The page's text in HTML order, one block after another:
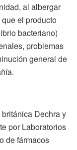
al albergar
el producto
bacteriano)
problemas
general de
Dechra y
por Laboratorios
de fármacos